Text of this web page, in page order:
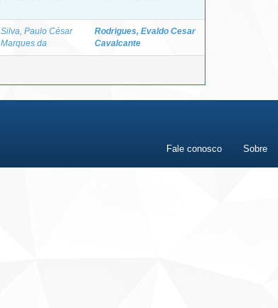
Silva, Paulo César
Marques da
Rodrigues, Evaldo Cesar
Cavalcante
Fale conosco Sobre